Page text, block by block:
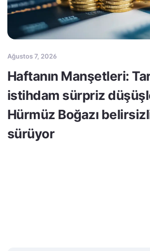
Ağustos 7, 2026
Haftanın Manşetleri:
istihdam sürpriz
Hürmüz Boğazı
sürüyor